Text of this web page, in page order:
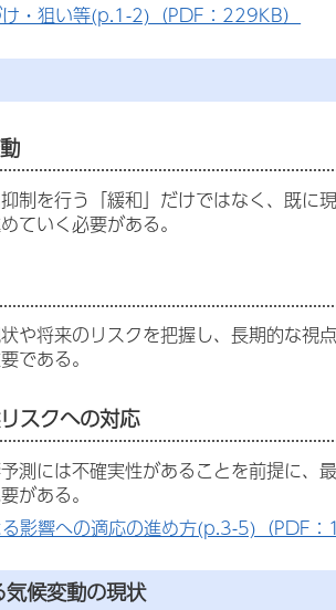
・狙い等(p.1-2)（PDF：229KB）
制を行う「緩和」だけではなく、既に
ていく必要がある。
や将来のリスクを把握し、長期的な視
である。
スクへの対応
測には不確実性があることを前提に、
がある。
影響への適応の進め方(p.3-5)（PDF：
候変動の現状